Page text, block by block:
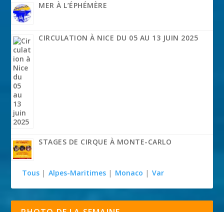
MER À L’ÉPHÉMÈRE
CIRCULATION À NICE DU 05 AU 13 JUIN 2025
STAGES DE CIRQUE À MONTE-CARLO
Tous | Alpes-Maritimes | Monaco | Var